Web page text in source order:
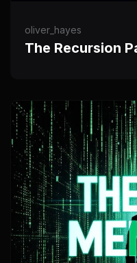
oliver_hayes
The Recursion